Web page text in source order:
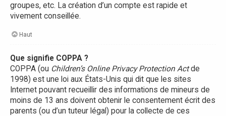
groupes, etc. La création d’un compte est rapide et
vivement conseillée.
Haut
Que signifie COPPA ?
COPPA (ou Children’s Online Privacy Protection Actde
1998) est une loi aux États-Unis qui dit que les sites
Internet pouvant recueillir des informations de mineurs de
moins de 13 ans doivent obtenir le consentement écrit des
parents (ou d’un tuteur légal) pour la collecte de ces